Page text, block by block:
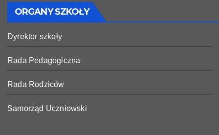
ORGANY SZKOŁY
Dyrektor szkoły
Rada Pedagogiczna
Rada Rodziców
Samorząd Uczniowski